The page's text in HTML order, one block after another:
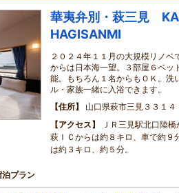
華夷弁別・萩三見
HAGISANMI
２０２４年１１月の大規模リノベ
からは日本海一望。３部屋６ベッ
能。もちろん１名からもＯＫ。洗
ル・家族一緒に入浴できます。
住所
山口県萩市三見３３１４
アクセス
ＪＲ三見駅北口陸
萩ＩＣからは約８キロ、車で約９
は約３キロ、約５分。
泊プラン